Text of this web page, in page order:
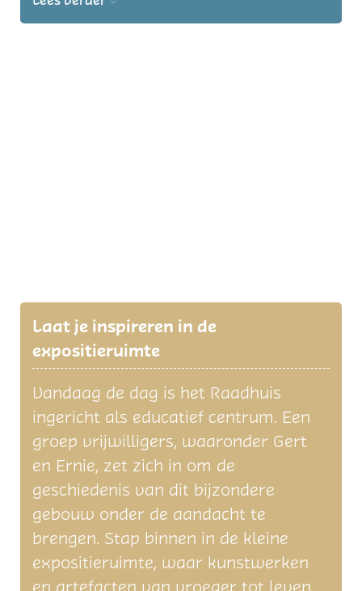
Laat je inspireren in de
expositieruimte
Vandaag de dag is het Raadhuis
ingericht als educatief centrum. Een
groep vrijwilligers, waaronder Gert
en Ernie, zet zich in om de
geschiedenis van dit bijzondere
gebouw onder de aandacht te
brengen. Stap binnen in de kleine
expositieruimte, waar kunstwerken